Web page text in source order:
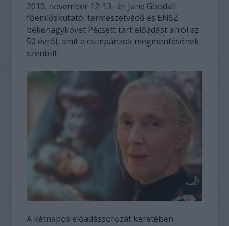
2010. november 12-13.-án Jane Goodall
főemlőskutató, természetvédő és ENSZ
békenagykövet Pécsett tart előadást arról az
50 évről, amit a csimpánzok megmentésének
szentelt.
A kétnapos előadássorozat keretében